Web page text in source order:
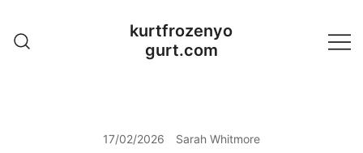
content
kurtfrozenyo
gurt.com
17/02/2026 Sarah Whitmore